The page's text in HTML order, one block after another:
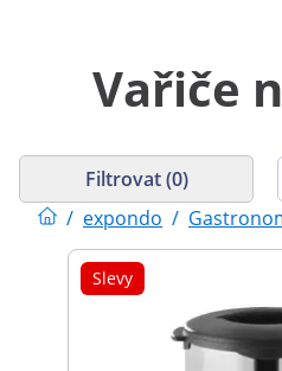
Vařiče
/ expondo /
Filtrovat (0)
Slevy